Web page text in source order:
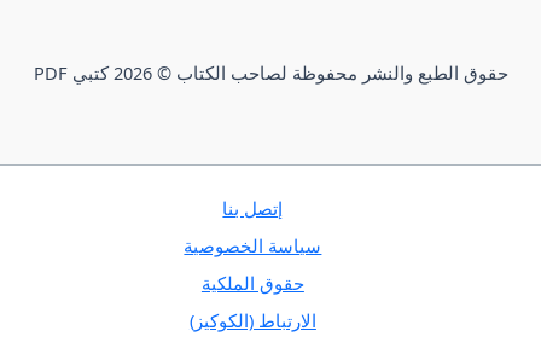
حقوق الطبع والنشر محفوظة لصاحب الكتاب © 2026 كتبي PDF
إتصل بنا
سياسة الخصوصية
حقوق الملكية
الارتباط (الكوكيز)